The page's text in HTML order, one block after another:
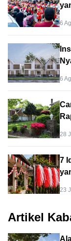
6
6
28
7
23
Artikel